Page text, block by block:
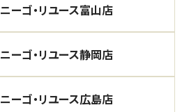
ニーゴ・リユース富山店
ニーゴ・リユース静岡店
ニーゴ・リユース広島店